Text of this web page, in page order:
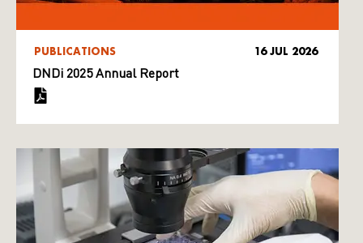
PUBLICATIONS 16 JUL 2026
DNDi 2025 Annual Report